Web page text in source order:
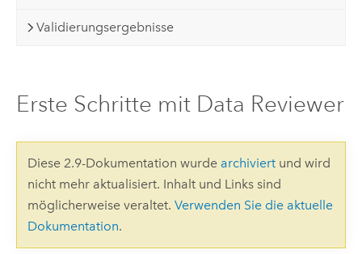
Validierungsergebnisse
Erste Schritte mit Data Reviewer
Diese 2.9-Dokumentation wurde archiviertund wird
nicht mehr aktualisiert. Inhalt und Links sind
möglicherweise veraltet. Verwenden Sie die aktuelle
Dokumentation.